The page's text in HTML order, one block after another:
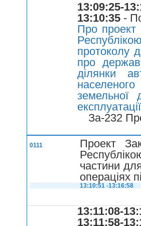
13:09:25-
13:10:35 -
Про проект
протоколу
про
ділянки
земельної
За-232
0111
Проект
частини
операціях
13:10:51 -13:16:58
13:11:08-
13:11:58-